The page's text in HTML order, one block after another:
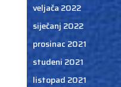
veljača 2022
siječanj 2022
prosinac 2021
studeni 2021
listopad 2021